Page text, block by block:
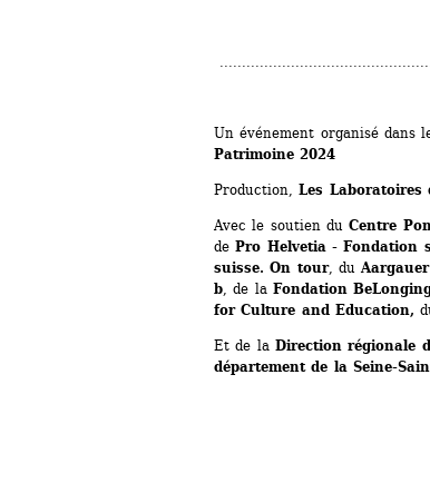
Un événement organisé dans
Patrimoine 2024
Production, Les Laboratoires
Avec le soutien du Centre
de Pro Helvetia - Fondation
suisse. On tour, du
b , de la Fondation
for Culture and Education,
Et de la Direction régionale
département de la Seine-